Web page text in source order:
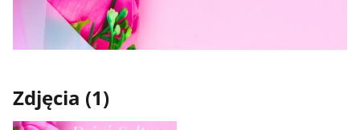
Zdjęcia (1)